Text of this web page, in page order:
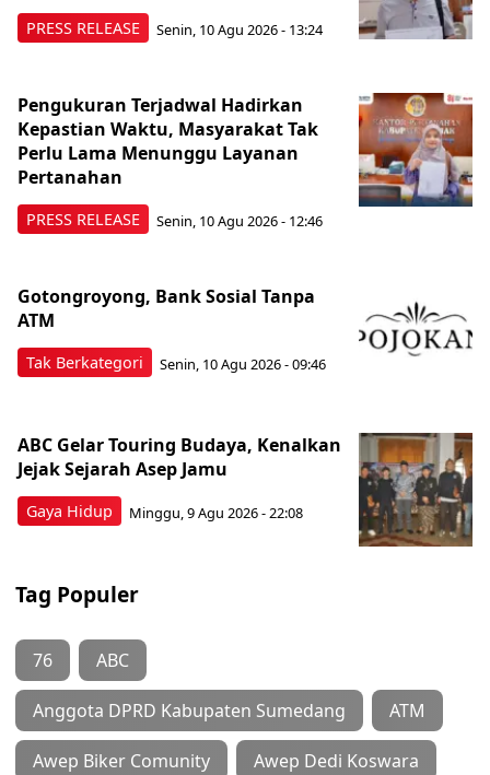
PRESS RELEASE Senin, 10 Agu 2026 - 13:24
PRESS RELEASE
Pengukuran Terjadwal Hadirkan
Kepastian Waktu, Masyarakat Tak
Perlu Lama Menunggu Layanan
Pertanahan
Senin, 10 Agu 2026 - 12:46
Tak Berkategori
Gotongroyong, Bank Sosial Tanpa
ATM
Senin, 10 Agu 2026 - 09:46
Gaya Hidup
ABC Gelar Touring Budaya, Kenalkan
Jejak Sejarah Asep Jamu
Minggu, 9 Agu 2026 - 22:08
Tag Populer
76 ABC
Anggota DPRD Kabupaten Sumedang ATM
Awep Biker Comunity Awep Dedi Koswara